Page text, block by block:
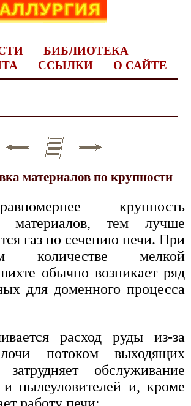
БИБЛИОТЕКА
ССЫЛКИ О САЙТЕ
материалов по крупности
крупность
материалов, тем лучше
газ по сечению печи. При
количестве мелкой
обычно возникает ряд
для доменного процесса
расход руды из-за
потоком выходящих
обслуживание
и пылеуловителей и, кроме